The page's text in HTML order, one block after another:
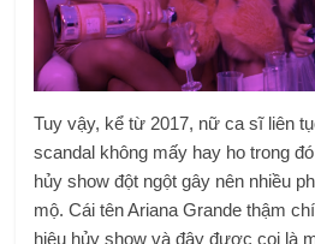
Tuy vậy, kể từ 2017, nữ ca sĩ liên
scandal không mấy hay ho trong
hủy show đột ngột gây nên nhiều
mộ. Cái tên Ariana Grande thậm
hiệu hủy show và đây được coi là